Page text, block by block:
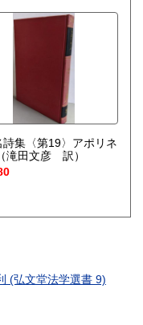
詩集〈第19〉アポリネ
（滝田文彦 訳）
(弘文堂法学選書 9)